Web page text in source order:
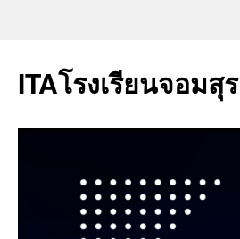
ITAโรงเรียนจอม